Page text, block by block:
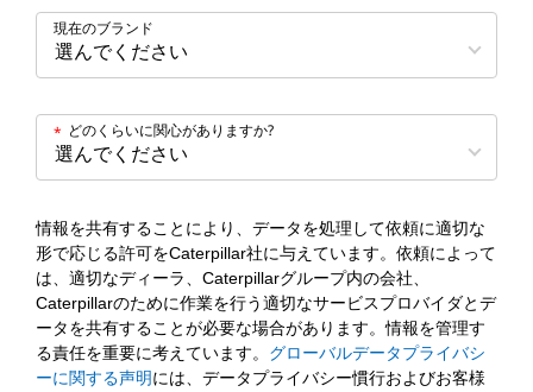
現在のブランド
どのくらいに関心がありますか?
*
情報を共有することにより、データを処理して依頼に適切な
形で応じる許可をCaterpillar社に与えています。依頼によって
は、適切なディーラ、Caterpillarグループ内の会社、
Caterpillarのために作業を行う適切なサービスプロバイダとデ
ータを共有することが必要な場合があります。情報を管理す
る責任を重要に考えています。 グローバルデータプライバシ
ーに関する声明には、データプライバシー慣行およびお客様